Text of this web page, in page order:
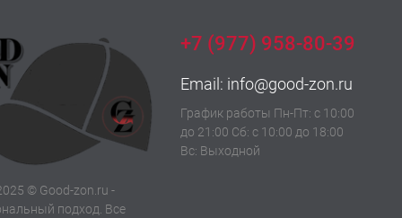
© Good-zon.ru -
подход. Все
+7 (977) 958-80-39
Email: info@good-zon.ru
График работы Пн-Пт: с 10:00
до 21:00 Сб: с 10:00 до 18:00
Вс: Выходной